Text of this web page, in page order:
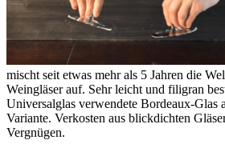
mischt seit etwas mehr als 5 Jahren die
Weingläser auf. Sehr leicht und filigran
Universalglas verwendete Bordeaux-Glas
Variante. Verkosten aus blickdichten
Vergnügen.